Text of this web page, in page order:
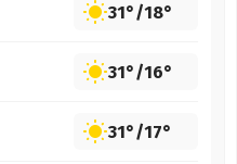
31°/18°
31°/16°
31°/17°